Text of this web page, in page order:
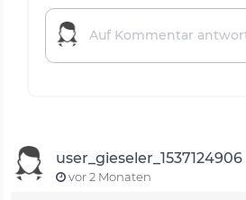
user_gieseler_1537124906
vor 2 Monaten